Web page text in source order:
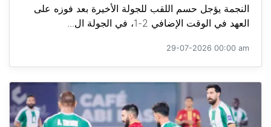
النجمة يؤجل حسم اللقب للجولة الأخيرة بعد فوزه على
العهد في الوقت الإضافي 2-1، في الجولة ال...
29-07-2026 00:00 am